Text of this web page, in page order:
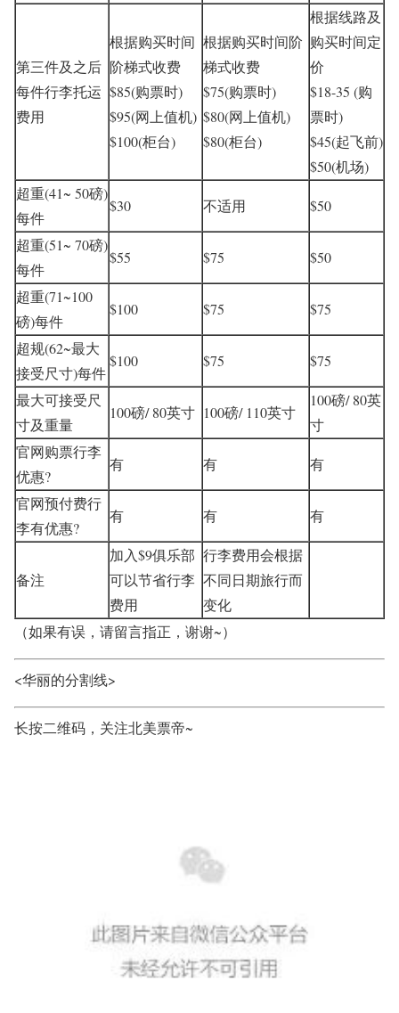
第三件及之后
每件行李托运
费用
根据购买时间
阶梯式收费
$85(购票时)
$95(网上值机)
$100(柜台)
根据购买时间阶
梯式收费
$75(购票时)
$80(网上值机)
$80(柜台)
根据线路及
购买时间定
价
$18-35 (购
票时)
$45(起飞前)
$50(机场)
超重(41~ 50磅)
每件
$30 不适用 $50
超重(51~ 70磅)
每件
$55 $75 $50
超重(71~100
磅)每件
$100 $75 $75
超规(62~最大
接受尺寸)每件
$100 $75 $75
最大可接受尺
寸及重量
100磅/ 80英寸 100磅/ 110英寸
100磅/ 80英
寸
官网购票行李
优惠?
有 有 有
官网预付费行
李有优惠?
有 有 有
备注
加入$9俱乐部
可以节省行李
费用
行李费用会根据
不同日期旅行而
变化
（如果有误，请留言指正，谢谢~）
<华丽的分割线>
长按二维码，关注北美票帝~